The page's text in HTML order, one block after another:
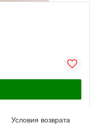
Условия возврата